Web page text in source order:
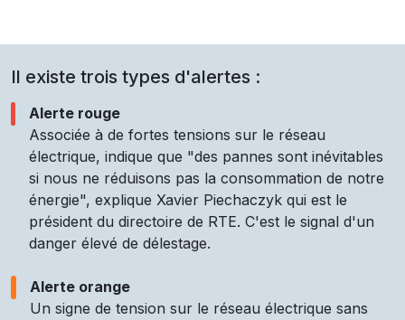
Il existe trois types d'alertes :
Alerte rouge
Associée à de fortes tensions sur le réseau
électrique, indique que "des pannes sont inévitables
si nous ne réduisons pas la consommation de notre
énergie", explique Xavier Piechaczyk qui est le
président du directoire de RTE. C'est le signal d'un
danger élevé de délestage.
Alerte orange
Un signe de tension sur le réseau électrique sans